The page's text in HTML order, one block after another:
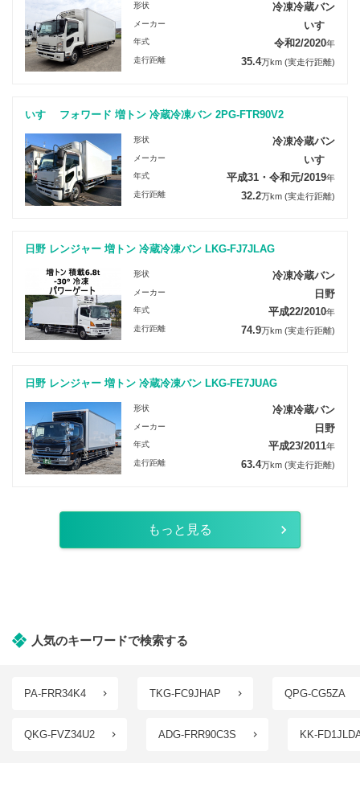
形状 冷凍冷蔵バン
メーカー いすゞ
年式 令和2/2020年
走行距離 35.4万km (実走行距離)
いすゞ フォワード 増トン 冷蔵冷凍バン 2PG-FTR90V2
形状 冷凍冷蔵バン
メーカー いすゞ
年式 平成31・令和元/2019年
走行距離 32.2万km (実走行距離)
日野 レンジャー 増トン 冷蔵冷凍バン LKG-FJ7JLAG
形状 冷凍冷蔵バン
メーカー 日野
年式 平成22/2010年
走行距離 74.9万km (実走行距離)
日野 レンジャー 増トン 冷蔵冷凍バン LKG-FE7JUAG
形状 冷凍冷蔵バン
メーカー 日野
年式 平成23/2011年
走行距離 63.4万km (実走行距離)
もっと見る
人気のキーワードで検索する
PA-FRR34K4 TKG-FC9JHAP QPG-CG5ZA
QKG-FVZ34U2 ADG-FRR90C3S KK-